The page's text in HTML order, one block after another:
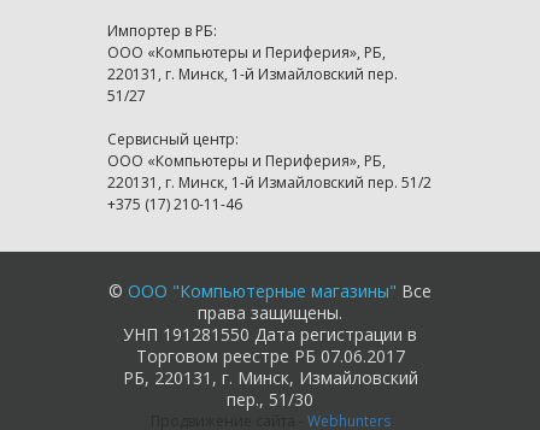
Импортер в РБ:
ООО «Компьютеры и Периферия», РБ,
220131, г. Минск, 1-й Измайловский пер.
51/27
Сервисный центр:
ООО «Компьютеры и Периферия», РБ,
220131, г. Минск, 1-й Измайловский пер. 51/2
+375 (17) 210-11-46
© ООО "Компьютерные магазины" Все
права защищены.
УНП 191281550 Дата регистрации в
Торговом реестре РБ 07.06.2017
РБ, 220131, г. Минск, Измайловский
пер., 51/30
Webhunters